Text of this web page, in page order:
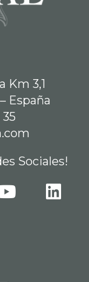
Km 3,1
España
Sociales!